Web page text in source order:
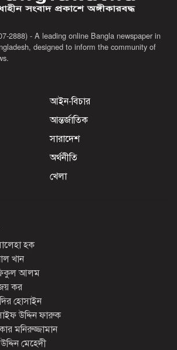
2888) - A leading online Bangla newspaper in
designed to inform the community of
আইন-বিচার
আন্তর্জাতিক
সারাদেশ
অর্থনীতি
খেলা
হক
খান
আলম
কর
হোসাইন
উদ্দিন ফারুক
মনিরুজ্জামান
মেহেদী